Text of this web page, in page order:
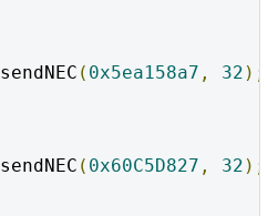
sendNEC ( 0x5ea158a7 , 32 );
sendNEC ( 0x60C5D827 , 32 );